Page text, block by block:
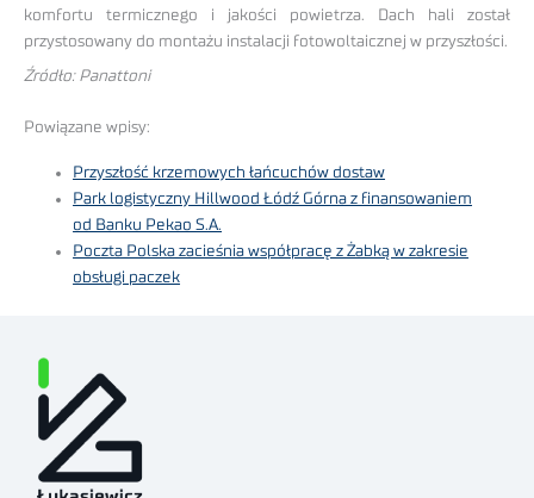
komfortu termicznego i jakości powietrza. Dach hali został
przystosowany do montażu instalacji fotowoltaicznej w przyszłości.
Źródło: Panattoni
Powiązane wpisy:
Przyszłość krzemowych łańcuchów dostaw
Park logistyczny Hillwood Łódź Górna z finansowaniem
od Banku Pekao S.A.
Poczta Polska zacieśnia współpracę z Żabką w zakresie
obsługi paczek